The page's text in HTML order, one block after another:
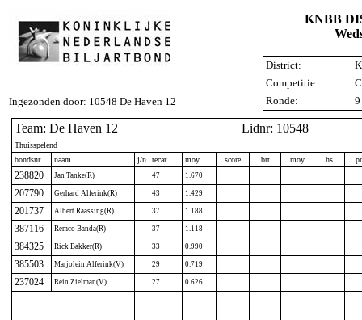
Ingezonden door: 10548 De Haven 12
KNBB
District:
Competitie:
Ronde:
9
Team: De Haven 12 Lidnr: 10548
Thuisspelend
bondsnr
naam j/n tecar moy score brt moy hs
238820 Jan Tanke(R) 47 1.670
207790 Gerhard Alferink(R) 43 1.429
201737 Albert Raassing(R) 37 1.188
387116 Remco Banda(R) 37 1.118
384325 Rick Bakker(R) 33 0.990
385503 Marjolein Alferink(V) 29 0.719
237024 Rein Zielman(V) 27 0.626